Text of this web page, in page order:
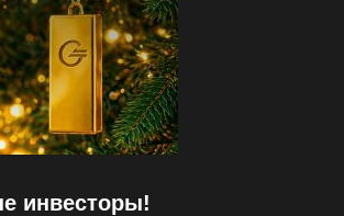
инвесторы!